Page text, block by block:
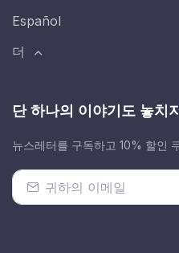
Español
더
단 하나의 이야기도 놓치
뉴스레터를 구독하고 10% 할인